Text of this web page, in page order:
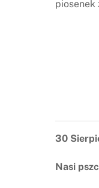
piosenek
30
Nasi